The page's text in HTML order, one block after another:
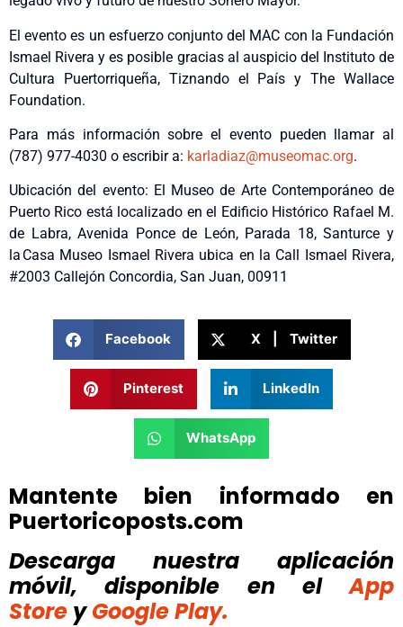
El evento es un esfuerzo conjunto del MAC con la Fundación
Ismael Rivera y es posible gracias al auspicio del Instituto de
Cultura Puertorriqueña, Tiznando el País y The Wallace
Foundation.
Para más información sobre el evento pueden llamar al
(787) 977-4030 o escribir a: karladiaz@museomac.org.
Ubicación del evento: El Museo de Arte Contemporáneo de
Puerto Rico está localizado en el Edificio Histórico Rafael M.
de Labra, Avenida Ponce de León, Parada 18, Santurce y
la Casa Museo Ismael Rivera ubica en la Call Ismael Rivera,
#2003 Callejón Concordia, San Juan, 00911
Facebook X | Twitter
Pinterest LinkedIn
WhatsApp
Mantente bien informado en
Puertoricoposts.com
Descarga nuestra aplicación
móvil, disponible
en el
App
Store y Google Play.